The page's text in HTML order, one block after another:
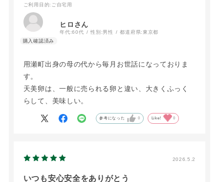
ご利用目的:ご自宅用
ヒロさん
年代:60代 性別:男性 都道府県:東京都
用瀬町出身の母の代から毎月お世話になっておりま
す。
天美卵は、一般に売られる卵と違い、大きくふっく
らして、美味しい。
参考になった 0 Like! 0
2026.5.2
いつも安心安全をありがとう